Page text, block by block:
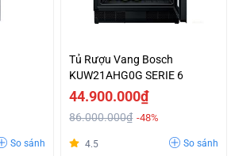
So sánh
Tủ Rượu Vang Bosch
KUW21AHG0G SERIE 6
44.900.000₫
86.000.000₫ -48%
4.5 So sánh